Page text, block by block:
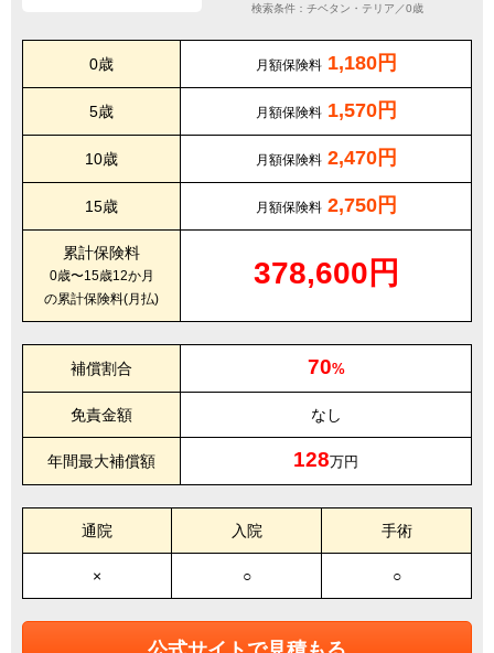
検索条件：チベタン・テリア／0歳
0歳 月額保険料 1,180円
5歳 月額保険料 1,570円
10歳 月額保険料 2,470円
15歳 月額保険料 2,750円
累計保険料
0歳〜15歳12か月
の累計保険料(月払)
378,600円
補償割合 70%
免責金額 なし
年間最大補償額 128万円
通院 入院 手術
× ○ ○